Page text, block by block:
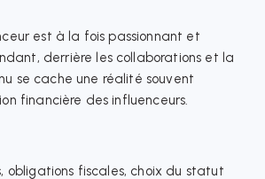
est à la fois passionnant et
derrière les collaborations et la
se cache une réalité souvent
financière des influenceurs.​
obligations fiscales, choix du statut